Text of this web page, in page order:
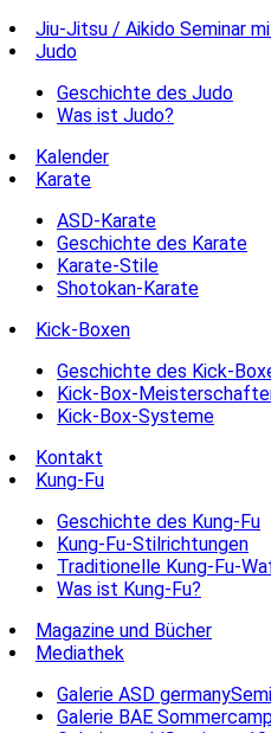
Jiu-Jitsu / Aikido Seminar
Judo
Geschichte des Judo
Was ist Judo?
Kalender
Karate
ASD-Karate
Geschichte des Karate
Karate-Stile
Shotokan-Karate
Kick-Boxen
Geschichte des Kick-
Kick-Box-
Kick-Box-Systeme
Kontakt
Kung-Fu
Geschichte des Kung-Fu
Kung-Fu-Stilrichtungen
Traditionelle Kung-Fu-
Was ist Kung-Fu?
Magazine und Bücher
Mediathek
Galerie ASD
Galerie BAE